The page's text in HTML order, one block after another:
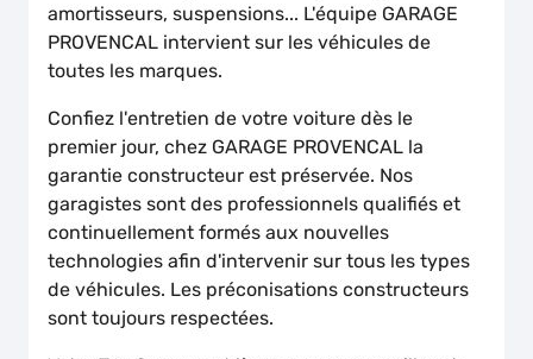
amortisseurs, suspensions... L'équipe GARAGE
PROVENCAL intervient sur les véhicules de
toutes les marques.
Confiez l'entretien de votre voiture dès le
premier jour, chez GARAGE PROVENCAL la
garantie constructeur est préservée. Nos
garagistes sont des professionnels qualifiés et
continuellement formés aux nouvelles
technologies afin d'intervenir sur tous les types
de véhicules. Les préconisations constructeurs
sont toujours respectées.